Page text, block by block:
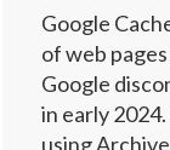
Google
of web
Google
in early
using